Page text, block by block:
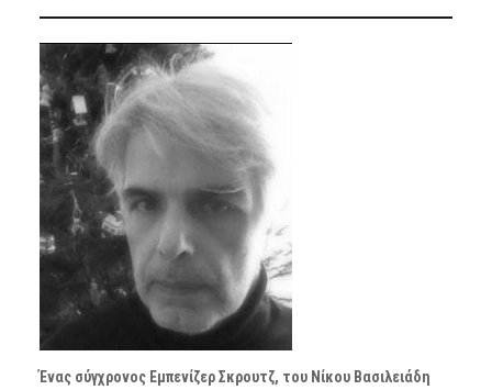
Ένας σύγχρονος Εμπενίζερ Σκρουτζ, του Νίκου Βασιλειάδη